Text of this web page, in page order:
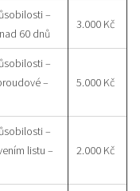
–
60 dnů
3.000 Kč
–
–
5.000 Kč
–
listu –
2.000 Kč